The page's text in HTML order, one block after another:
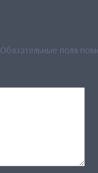
Обязательные поля